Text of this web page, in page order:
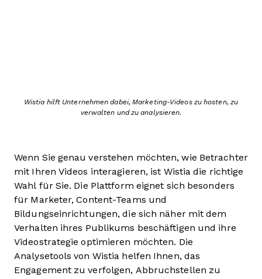
Wistia hilft Unternehmen dabei, Marketing-Videos zu hosten, zu
verwalten und zu analysieren.
Wenn Sie genau verstehen möchten, wie Betrachter
mit Ihren Videos interagieren, ist Wistia die richtige
Wahl für Sie. Die Plattform eignet sich besonders
für Marketer, Content-Teams und
Bildungseinrichtungen, die sich näher mit dem
Verhalten ihres Publikums beschäftigen und ihre
Videostrategie optimieren möchten. Die
Analysetools von Wistia helfen Ihnen, das
Engagement zu verfolgen, Abbruchstellen zu